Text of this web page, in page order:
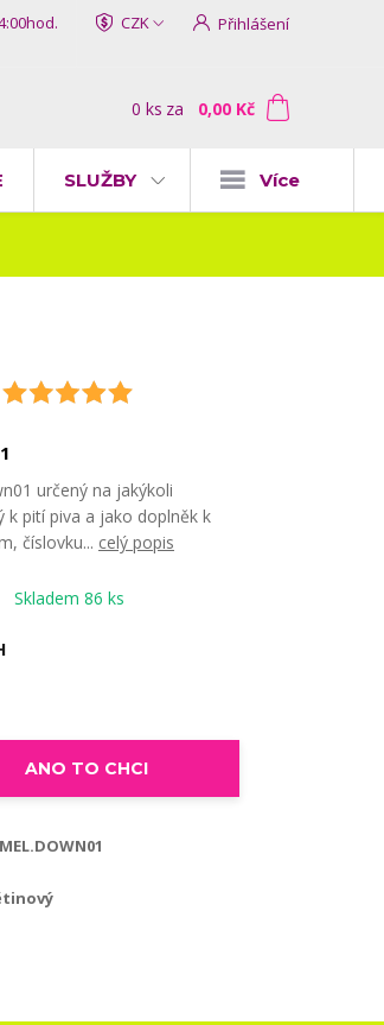
CZK Přihlášení
0 ks za 0,00 Kč
SLUŽBY Více
určený na jakýkoli
k pití piva a jako doplněk k
číslovku... celý popis
Skladem 86 ks
ANO TO CHCI